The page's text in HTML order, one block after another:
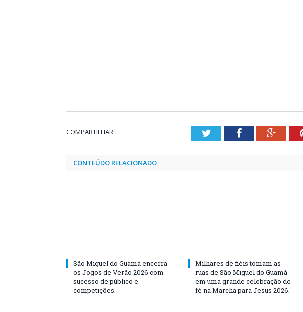
COMPARTILHAR: TwitterFacebook
CONTEÚDO RELACIONADO
São Miguel do Guamá encerra
os Jogos de Verão 2026 com
sucesso de público e
competições.
Milhares de fiéis tomam as
ruas de São Miguel do Guamá
em uma grande celebração de
fé na Marcha para Jesus 2026.